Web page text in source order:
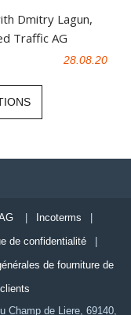
Dmitry Lagun,
Traffic AG
28.08.20
| Incoterms |
de confidentialité|
de fourniture de
Champ de Liere, 69140,